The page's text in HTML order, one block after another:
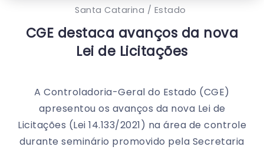
Santa Catarina / Estado
CGE destaca avanços da nova
Lei de Licitações
A Controladoria-Geral do Estado (CGE)
apresentou os avanços da nova Lei de
Licitações (Lei 14.133/2021) na área de controle
durante seminário promovido pela Secretaria